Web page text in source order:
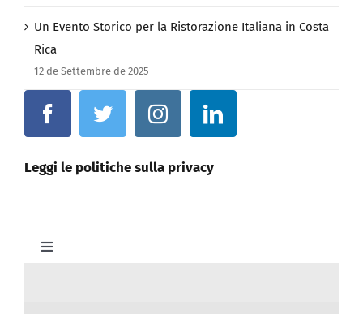
Un Evento Storico per la Ristorazione Italiana in Costa
Rica
12 de Settembre de 2025
Leggi le politiche sulla privacy
Toggle